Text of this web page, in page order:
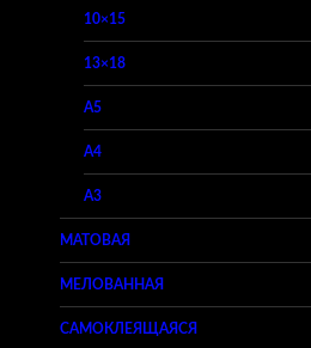
10×15
13×18
A5
A4
A3
МАТОВАЯ
МЕЛОВАННАЯ
САМОКЛЕЯЩАЯСЯ